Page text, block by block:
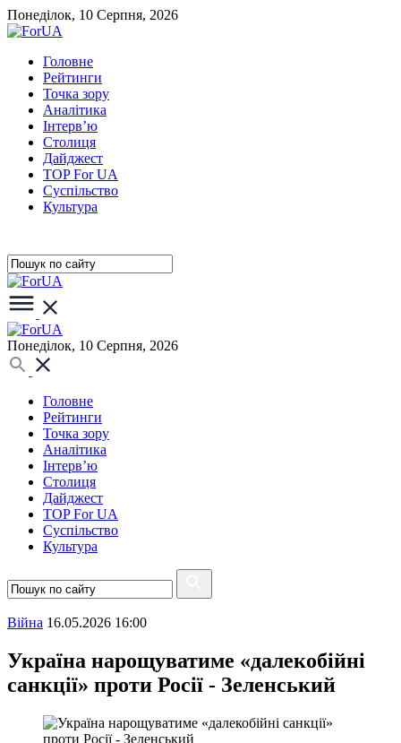
Понеділок, 10 Серпня, 2026
Головне
Рейтинги
Точка зору
Аналітика
Інтерв’ю
Столиця
Дайджест
TOP For UA
Суспiльство
Культура
Понеділок, 10 Серпня, 2026
Головне
Рейтинги
Точка зору
Аналітика
Інтерв’ю
Столиця
Дайджест
TOP For UA
Суспiльство
Культура
Війна 16.05.2026 16:00
Україна нарощуватиме «далекобійні
санкції» проти Росії - Зеленський